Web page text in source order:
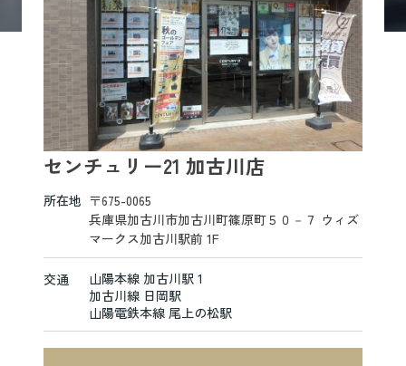
センチュリー21 加古川店
所在地 〒675-0065
兵庫県加古川市加古川町篠原町５０－７ ウィズ
マークス加古川駅前 1F
交通
山陽本線 加古川駅 1
加古川線 日岡駅
山陽電鉄本線 尾上の松駅